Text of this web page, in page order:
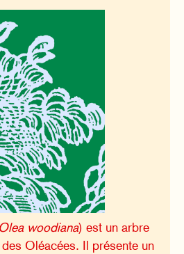
Olea woodiana) est un arbre
Oléacées. Il présente un